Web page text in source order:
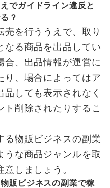
でガイドライン違反と
？
を行ううえで、取り
なる商品を出品してい
合、出品情報が運営に
り、場合によってはア
しても表示されなく
削除されたりするこ
る物販ビジネスの副業
うな商品ジャンルを取
しましょう。
販ビジネスの副業で稼